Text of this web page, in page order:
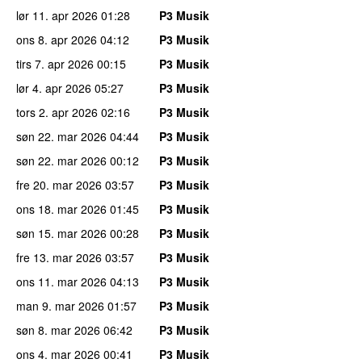
lør 11. apr 2026 01:28
P3 Musik
ons 8. apr 2026 04:12
P3 Musik
tirs 7. apr 2026 00:15
P3 Musik
lør 4. apr 2026 05:27
P3 Musik
tors 2. apr 2026 02:16
P3 Musik
søn 22. mar 2026 04:44
P3 Musik
søn 22. mar 2026 00:12
P3 Musik
fre 20. mar 2026 03:57
P3 Musik
ons 18. mar 2026 01:45
P3 Musik
søn 15. mar 2026 00:28
P3 Musik
fre 13. mar 2026 03:57
P3 Musik
ons 11. mar 2026 04:13
P3 Musik
man 9. mar 2026 01:57
P3 Musik
søn 8. mar 2026 06:42
P3 Musik
ons 4. mar 2026 00:41
P3 Musik